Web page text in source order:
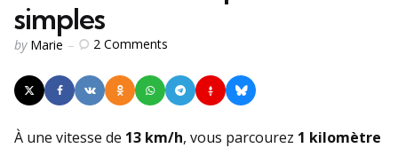
simples
Posted
by Marie 2 Comments
À une vitesse de 13 km/h, vous parcourez 1 kilomètre